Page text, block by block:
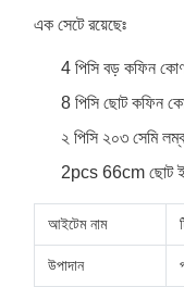
এক সেটে রয়েছেঃ
4 পিসি বড় কফিন
8 পিসি ছোট কফিন
২ পিসি ২০৩ সেমি
2pcs 66cm ছোট
আইটেম নাম
উপাদান